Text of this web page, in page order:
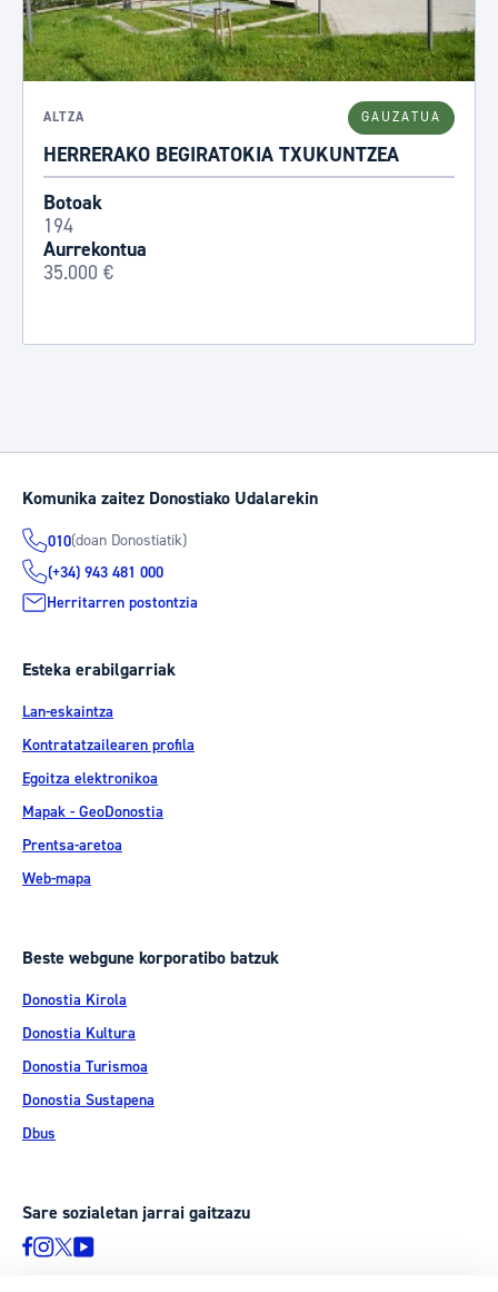
ALTZA GAUZATUA
HERRERAKO BEGIRATOKIA TXUKUNTZEA
Botoak
194
Aurrekontua
35.000 €
Komunika zaitez Donostiako Udalarekin
010(doan Donostiatik)
(+34) 943 481 000
Herritarren postontzia
Esteka erabilgarriak
Lan-eskaintza
Kontratatzailearen profila
Egoitza elektronikoa
Mapak - GeoDonostia
Prentsa-aretoa
Web-mapa
Beste webgune korporatibo batzuk
Donostia Kirola
Donostia Kultura
Donostia Turismoa
Donostia Sustapena
Dbus
Sare sozialetan jarrai gaitzazu